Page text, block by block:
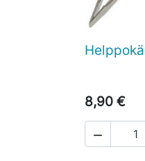

8,90 €
